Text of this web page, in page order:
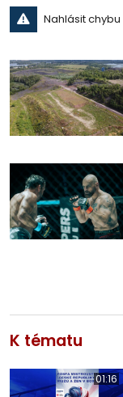
Nahlásit chybu
K tématu
01:16